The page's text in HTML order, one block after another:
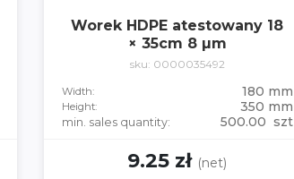
Worek HDPE atestowany 18
× 35cm 8 µm
sku: 0000035492
Width: 180 mm
Height: 350 mm
min. sales quantity: 500.00 szt
9.25 zł (net)